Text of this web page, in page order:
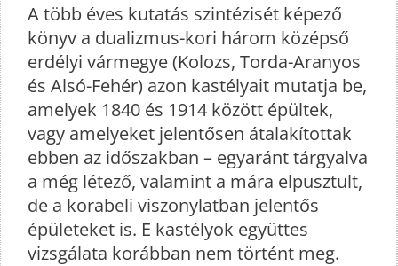
A több éves kutatás szintézisét képező
könyv a dualizmus-kori három középső
erdélyi vármegye (Kolozs, Torda-Aranyos
és Alsó-Fehér) azon kastélyait mutatja be,
amelyek 1840 és 1914 között épültek,
vagy amelyeket jelentősen átalakítottak
ebben az időszakban – egyaránt tárgyalva
a még létező, valamint a mára elpusztult,
de a korabeli viszonylatban jelentős
épületeket is. E kastélyok együttes
vizsgálata korábban nem történt meg.